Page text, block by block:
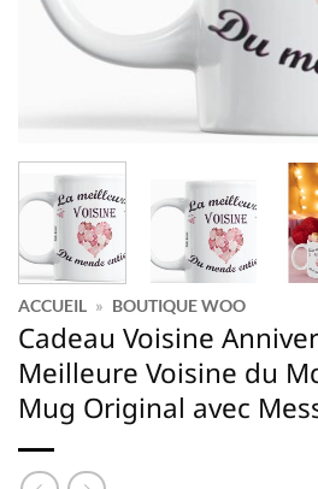
ACCUEIL » BOUTIQUE WOO
Cadeau Voisine
Meilleure Voisine du
Mug Original avec